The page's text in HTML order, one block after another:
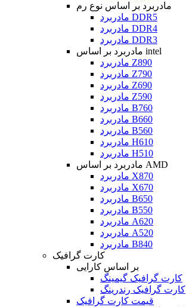
مادربرد بر اساس نوع رم
مادربرد DDR5
مادربرد DDR4
مادربرد DDR3
مادربرد بر اساس intel
مادربرد Z890
مادربرد Z790
مادربرد Z690
مادربرد Z590
مادربرد B760
مادربرد B660
مادربرد B560
مادربرد H610
مادربرد H510
مادربرد بر اساس AMD
مادربرد X870
مادربرد X670
مادربرد B650
مادربرد B550
مادربرد A620
مادربرد A520
مادربرد B840
کارت گرافیک
بر اساس کارایی
کارت گرافیک گیمینگ
کارت گرافیک رندرینگ
قیمت کارت گرافیک